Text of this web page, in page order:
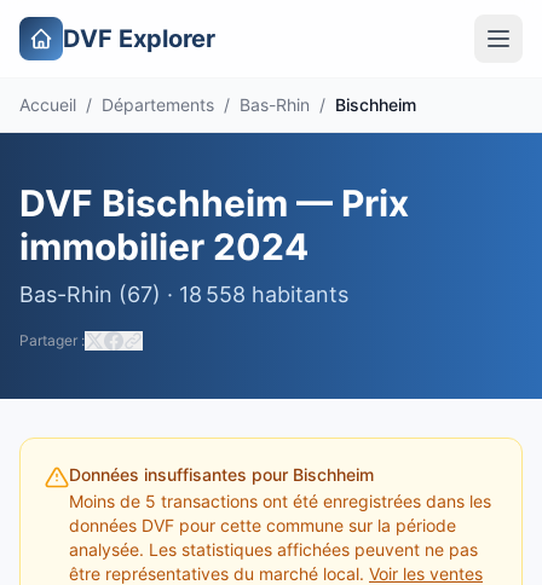
DVF Explorer
Accueil / Départements / Bas-Rhin / Bischheim
DVF Bischheim — Prix
immobilier 2024
Bas-Rhin (67) · 18 558 habitants
Partager :
Données insuffisantes pour Bischheim
Moins de 5 transactions ont été enregistrées dans les
données DVF pour cette commune sur la période
analysée. Les statistiques affichées peuvent ne pas
être représentatives du marché local. Voir les ventes